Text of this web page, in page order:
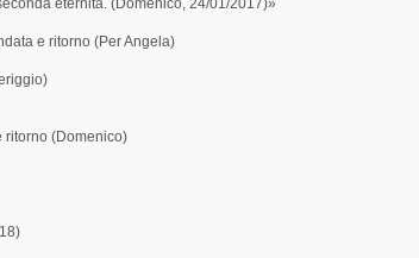
e ritorno (Per Angela)
ritorno (Domenico)